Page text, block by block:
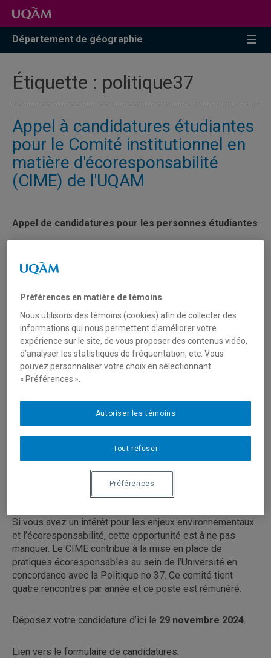
Accéder
recherche
Accéder
menu
pricipal
Accéder
zone
Département de géographie
Étiquette : politique37
Appel à candidatures étudiantes
pour le Comité institutionnel en
matière d'écoresponsabilité
(CIME) de l'UQAM
Appel de candidatures pour les personnes étudiantes
Comité institutionnel d’application de la Politique en
matière d’écoresponsabilité (CIME) de l’UQAM, est à la
Si vous avez un intérêt pour les enjeux environnementaux
et l’écoresponsabilité, cette opportunité est à ne pas
manquer. Le CIME contribue à la mise en place de
pratiques écoresponsables au sein de l’Université en
concordance avec la Politique no 37. Ce comité tient
quatre rencontres par année et ce poste est rémunéré.
Déposez votre candidature d’ici le 29 novembre 2024.
Lien vers le formulaire de candidatures:
Préférences en matière de témoins
Nous utilisons des témoins (cookies) afin de collecter des
informations qui nous permettent d’améliorer votre
expérience sur le site, de vous proposer des contenus vidéo,
d’analyser les statistiques de fréquentation, etc. Vous
pouvez personnaliser votre choix en sélectionnant
« Préférences ».
Tout refuser
Autoriser les témoins
Préférences